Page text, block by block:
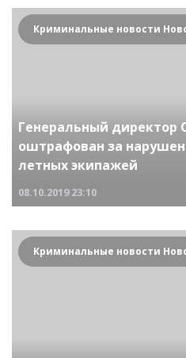
Генеральный директор
оштрафован за
летных экипажей
08.10.2019 23:10